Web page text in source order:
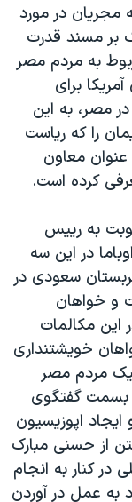
مجريان در مورد
بر مسند قدرت
به مردم مصر
های آمريکا برای
مصر، به اين
را که رياست
عنوان معاون
کرده است.
به رييس
در اين سه
عربستان سعودی در
و خواهان
اين مکالمات
خويشتنداری
مردم مصر
بسمت گفتگوی
اپوزيسيون
از حسنی مبارک
کنار به انجام
به عمل در آوردن